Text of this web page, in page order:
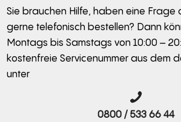
Sie brauchen Hilfe, haben eine Frage
gerne telefonisch bestellen? Dann
Montags bis Samstags von 10:00 –
kostenfreie Servicenummer aus dem
unter
0800 / 533 66 44